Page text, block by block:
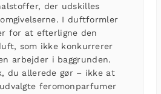
der udskilles
I duftformler
for at efterligne den
som ikke konkurrerer
arbejder i baggrunden.
du allerede gør – ikke at
feromonparfumer